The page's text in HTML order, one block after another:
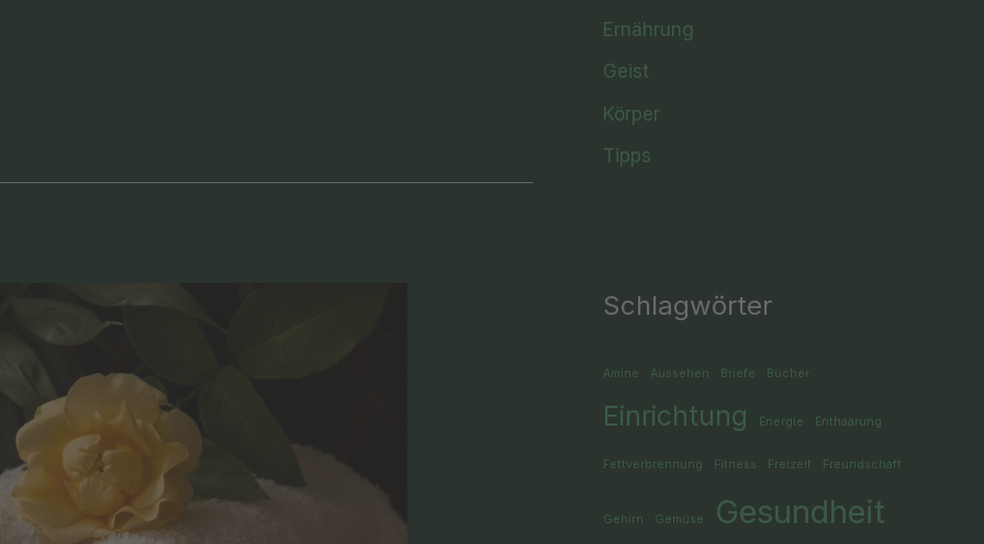
Ernährung
Geist
Körper
Tipps
Schlagwörter
Amine Aussehen Briefe Bücher
Einrichtung Energie Enthaarung
Fettverbrennung Fitness Freizeit Freundschaft
Gehirn Gemüse Gesundheit